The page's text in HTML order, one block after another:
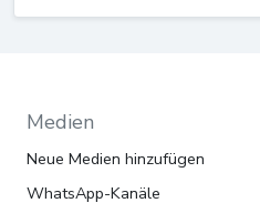
Medien
Neue Medien hinzufügen
WhatsApp-Kanäle